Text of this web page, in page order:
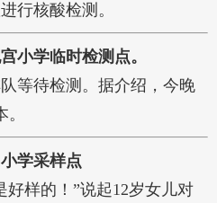
行核酸检测。
小学临时检测点。
等待检测。据介绍，今晚
学采样点
好样的！”说起12岁女儿对